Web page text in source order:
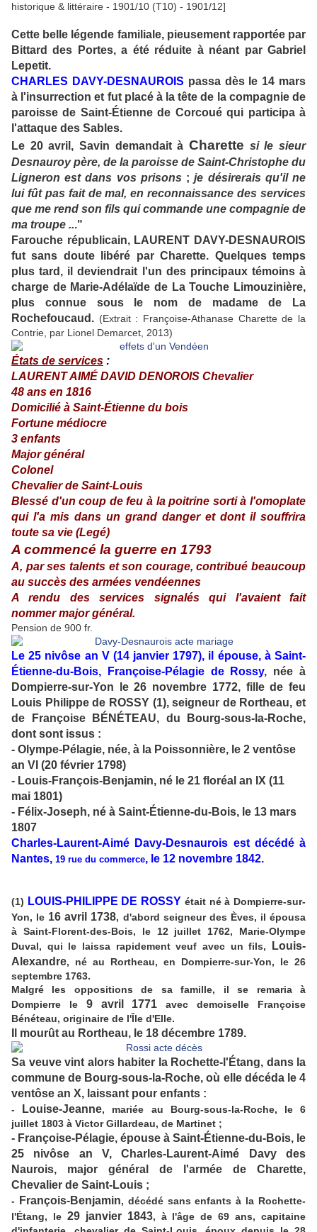
historique & littéraire - 1901/10 (T10) - 1901/12]
Cette belle légende familiale, pieusement rapportée par
Bittard des Portes, a été réduite à néant par Gabriel
Lepetit.
CHARLES DAVY-DESNAUROIS passa dès le 14 mars
à l'insurrection et fut placé à la tête de la compagnie de
paroisse de Saint-Étienne de Corcoué qui participa à
l'attaque des Sables.
Le 20 avril, Savin demandait à Charette si le sieur
Desnauroy père, de la paroisse de Saint-Christophe du
Ligneron est dans vos prisons ;je désirerais qu'il ne
lui fût pas fait de mal, en reconnaissance des services
que me rend son fils qui commande une compagnie de
ma troupe ..."
Farouche républicain, LAURENT DAVY-DESNAUROIS
fut sans doute libéré par Charette. Quelques temps
plus tard, il deviendrait l'un des principaux témoins à
charge de Marie-Adélaïde de La Touche Limouzinière,
plus connue sous le nom de madame de La
Rochefoucaud. (Extrait : Françoise-Athanase Charette de la
Contrie, par Lionel Demarcet, 2013)
États de services :
LAURENT AIMÉ DAVID DENOROIS Chevalier
48 ans en 1816
Domicilié à Saint-Étienne du bois
Fortune médiocre
3 enfants
Major général
Colonel
Chevalier de Saint-Louis
Blessé d'un coup de feu à la poitrine sorti à l'omoplate
qui l'a mis dans un grand danger et dont il souffrira
toute sa vie (Legé)
A commencé la guerre en 1793
A, par ses talents et son courage, contribué beaucoup
au succès des armées vendéennes
A rendu des services signalés qui l'avaient fait
nommer major général.
Pension de 900 fr.
Le 25 nivôse an V (14 janvier 1797), il épouse, à Saint-
Étienne-du-Bois, Françoise-Pélagie de Rossy, née à
Dompierre-sur-Yon le 26 novembre 1772, fille de feu
Louis Philippe de ROSSY (1), seigneur de Rortheau, et
de Françoise BÉNÉTEAU, du Bourg-sous-la-Roche,
dont sont issus :
- Olympe-Pélagie, née, à la Poissonnière, le 2 ventôse
an VI (20 février 1798)
- Louis-François-Benjamin, né le 21 floréal an IX (11
mai 1801)
- Félix-Joseph, né à Saint-Étienne-du-Bois, le 13 mars
1807
Charles-Laurent-Aimé Davy-Desnaurois est décédé à
Nantes, 19 rue du commerce, le 12 novembre 1842.
(1) LOUIS-PHILIPPE DE ROSSY était né à Dompierre-sur-
Yon, le 16 avril 1738, d'abord seigneur des Èves, il épousa
à Saint-Florent-des-Bois, le 12 juillet 1762, Marie-Olympe
Duval, qui le laissa rapidement veuf avec un fils,
Louis-
Alexandre, né au Rortheau, en Dompierre-sur-Yon, le 26
septembre 1763.
Malgré les oppositions de sa famille, il se remaria à
Dompierre le 9 avril 1771 avec demoiselle Françoise
Bénéteau, originaire de l'Île d'Elle.
Il mourût au Rortheau, le 18 décembre 1789.
Sa veuve vint alors habiter la Rochette-l'Étang, dans la
commune de Bourg-sous-la-Roche, où elle décéda le 4
ventôse an X, laissant pour enfants :
- Louise-Jeanne, mariée au Bourg-sous-la-Roche, le 6
juillet 1803 à Victor Gillardeau, de Martinet ;
- Françoise-Pélagie, épouse à Saint-Étienne-du-Bois, le
25 nivôse an V, Charles-Laurent-Aimé Davy des
Naurois, major général de l'armée de Charette,
Chevalier de Saint-Louis ;
- François-Benjamin, décédé sans enfants à la Rochette-
l'Étang, le 29 janvier 1843, à l'âge de 69 ans, capitaine